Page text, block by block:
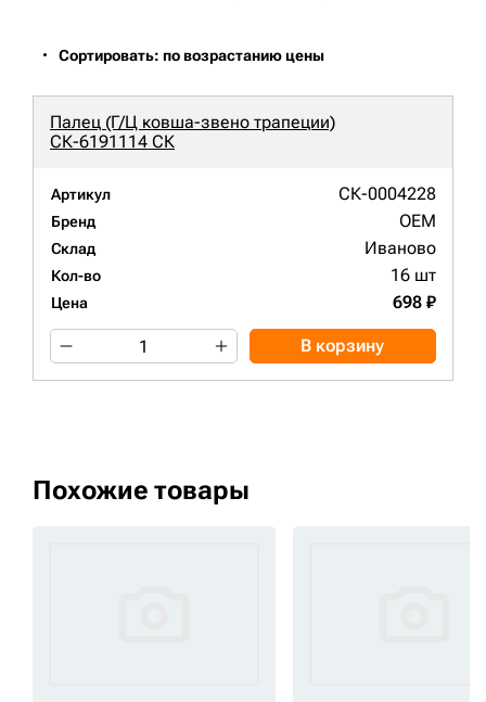
Сортировать: по возрастанию цены
Палец (Г/Ц ковша-звено трапеции)
СК-6191114 СК
Артикул СК-0004228
Бренд OEM
Склад Иваново
Кол-во 16 шт
Цена 698 ₽
В корзину
Похожие товары